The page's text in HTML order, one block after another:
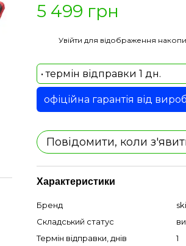
5 499 грн
Увійти для відображення
• термін відправки 1 дн.
офіційна гарантія від
Повідомити, коли
Характеристики
Бренд
Складський статус
Термін відправки, днів
1